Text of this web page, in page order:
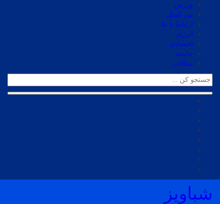
ورزش
بین الملل
ارتباط با ما
انرژی
اقتصادی
جامعه
مقالات
شباویز